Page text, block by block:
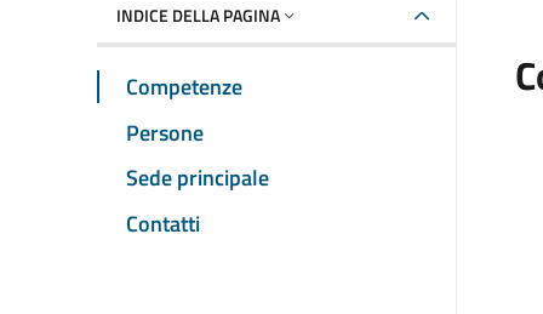
INDICE DELLA PAGINA
Competenze
Persone
Sede principale
Contatti